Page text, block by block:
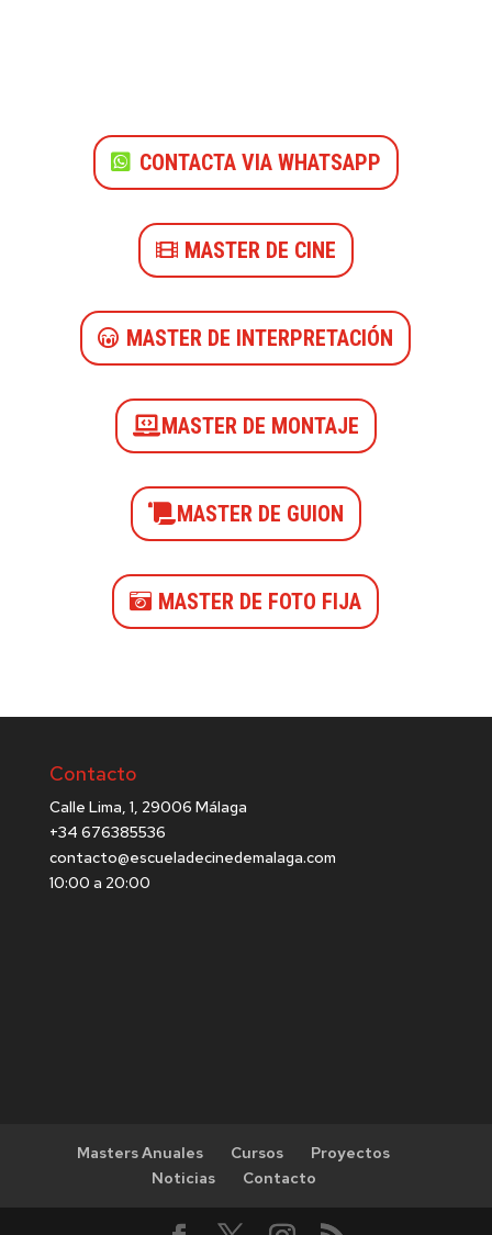
CONTACTA VIA WHATSAPP
MASTER DE CINE
MASTER DE INTERPRETACIÓN
MASTER DE MONTAJE
MASTER DE GUION
MASTER DE FOTO FIJA
Contacto
Calle Lima, 1, 29006 Málaga
+34 676385536
contacto@escueladecinedemalaga.com
10:00 a 20:00
Masters Anuales Cursos
Proyectos
Noticias
Contacto